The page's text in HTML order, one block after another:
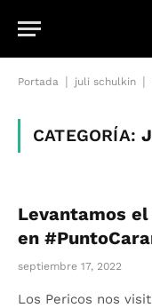
Portada juli schulkin
CATEGORÍA:
Levantamos
en
septiembre 17, 2022
Los Pericos nos